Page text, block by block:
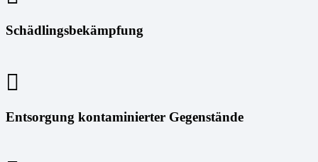
Schädlingsbekämpfung
Entsorgung kontaminierter Gegenstände